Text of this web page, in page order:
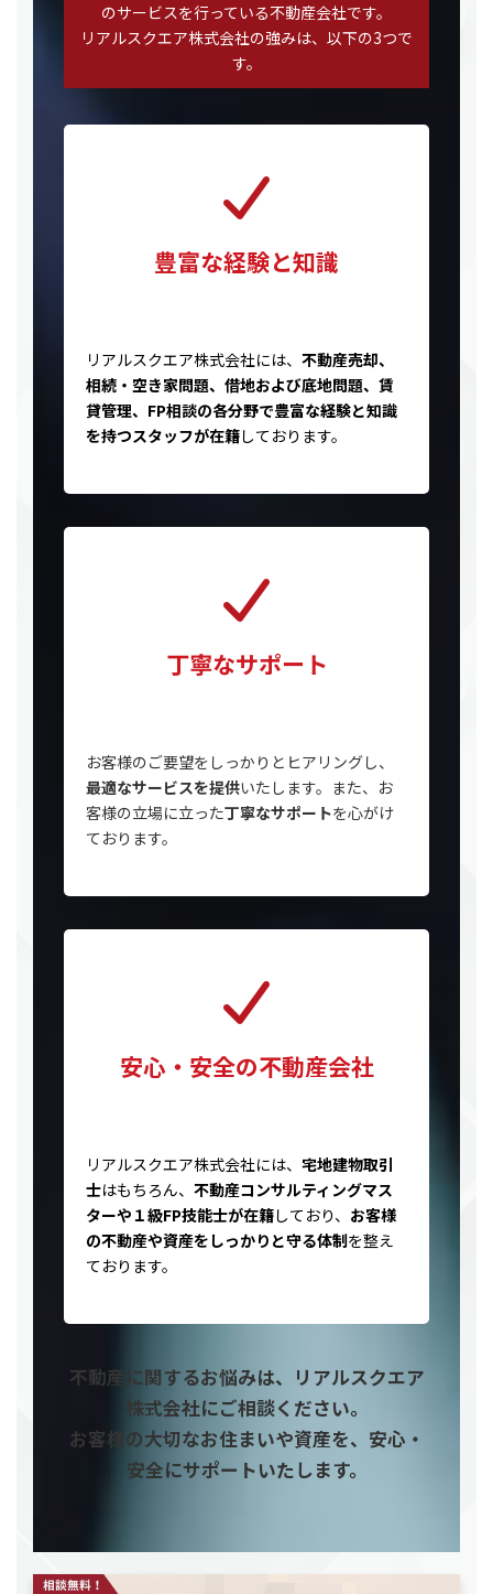
のサービスを行っている不動産会社です。
リアルスクエア株式会社の強みは、以下の3つで
す。
豊富な経験と知識
リアルスクエア株式会社には、 不動産売却、
相続・空き家問題、借地および底地問題、賃
貸管理、FP相談の各分野で豊富な経験と知識
を持つスタッフが在籍しております。
丁寧なサポート
お客様のご要望をしっかりとヒアリングし、
最適なサービスを提供いたします。また、お
客様の立場に立った丁寧なサポートを心がけ
ております。
安心・安全の不動産会社
リアルスクエア株式会社には、 宅地建物取引
士はもちろん、 不動産コンサルティングマス
ターや１級FP技能士が在籍しており、 お客様
の不動産や資産をしっかりと守る体制を整え
ております。
不動産に関するお悩みは、リアルスクエア
株式会社にご相談ください。
お客様の大切なお住まいや資産を、安心・
安全にサポートいたします。